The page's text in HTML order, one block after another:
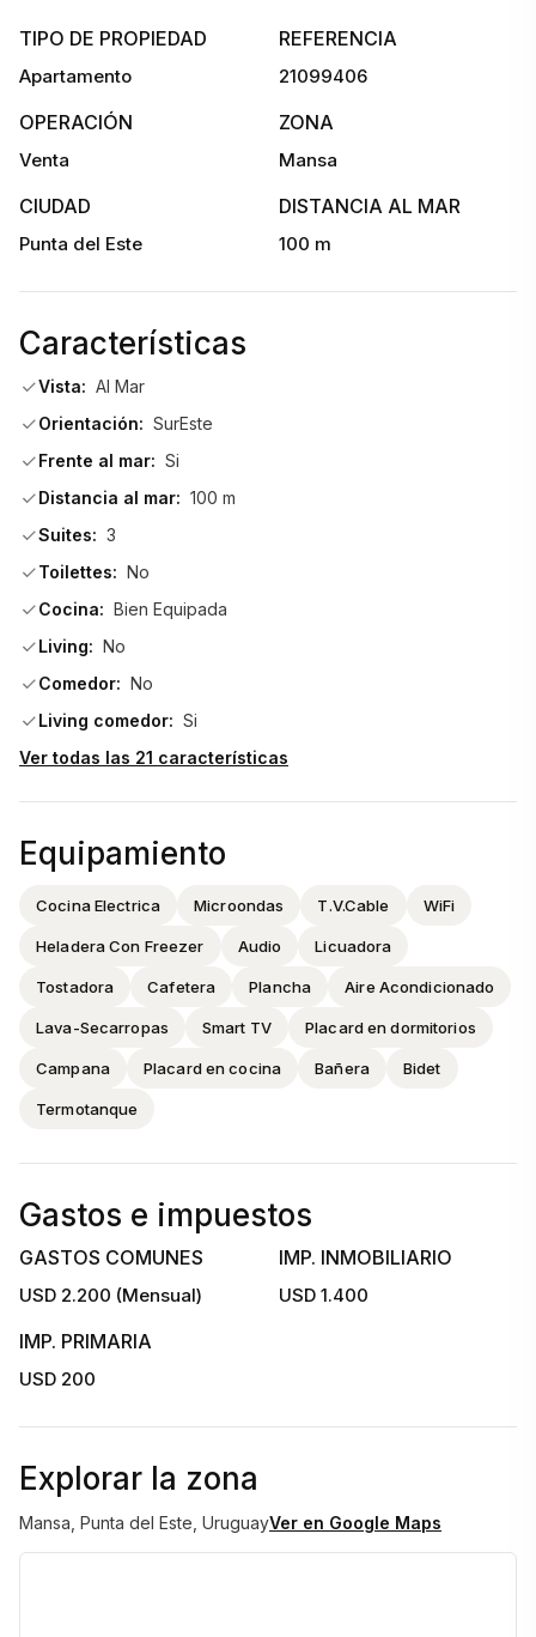
TIPO DE PROPIEDAD
Apartamento
REFERENCIA
21099406
OPERACIÓN
Venta
ZONA
Mansa
CIUDAD
Punta del Este
DISTANCIA AL MAR
100 m
Características
Vista: Al Mar
Orientación: SurEste
Frente al mar: Si
Distancia al mar: 100 m
Suites: 3
Toilettes: No
Cocina: Bien Equipada
Living: No
Comedor: No
Living comedor: Si
Ver todas las 21 características
Equipamiento
Cocina Electrica Microondas T.V.Cable WiFi
Heladera Con Freezer Audio Licuadora
Tostadora Cafetera Plancha Aire Acondicionado
Lava-Secarropas Smart TV Placard en dormitorios
Campana Placard en cocina Bañera Bidet
Termotanque
Gastos e impuestos
GASTOS COMUNES
USD 2.200 (Mensual)
IMP. INMOBILIARIO
USD 1.400
IMP. PRIMARIA
USD 200
Explorar la zona
Mansa, Punta del Este, UruguayVer en Google Maps